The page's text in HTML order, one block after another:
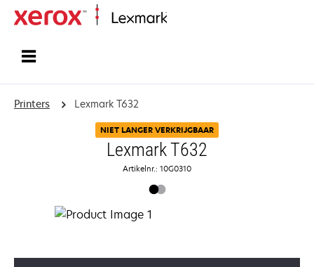
Printers Lexmark T632
NIET LANGER VERKRIJGBAAR
Lexmark T632
Artikelnr.: 10G0310